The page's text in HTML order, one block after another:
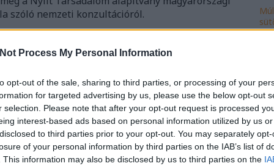
Process My Personal Information
opt-out of the sale, sharing to third parties, or processing of your
for targeted advertising by us, please use the below opt-out
selection. Please note that after your opt-out request is processed
interest-based ads based on personal information utilized by us
to third parties prior to your opt-out. You may separately
of your personal information by third parties on the IAB’s list of
This information may also be disclosed by us to third parties on the
szóló nemzeti konzultációról.
konzultáció